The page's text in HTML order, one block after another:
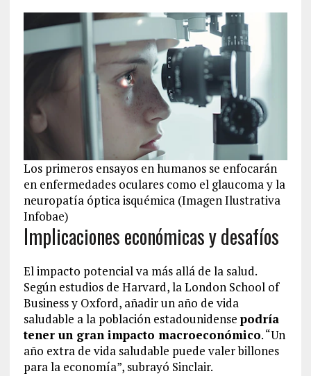
Los primeros ensayos en humanos se enfocarán
en enfermedades oculares como el glaucoma y la
neuropatía óptica isquémica (Imagen Ilustrativa
Infobae)
Implicaciones económicas y desafíos
El impacto potencial va más allá de la salud.
Según estudios de Harvard, la London School of
Business y Oxford, añadir un año de vida
saludable a la población estadounidense podría
tener un gran impacto macroeconómico. “Un
año extra de vida saludable puede valer billones
para la economía”, subrayó Sinclair.